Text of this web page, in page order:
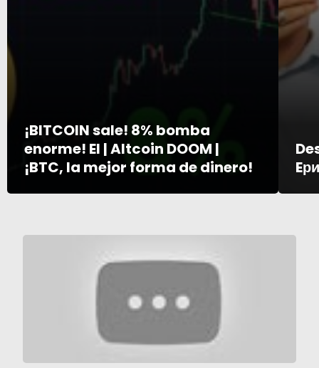
¡BITCOIN sale! 8% bomba
enorme! El | Altcoin DOOM |
¡BTC, la mejor forma de dinero!